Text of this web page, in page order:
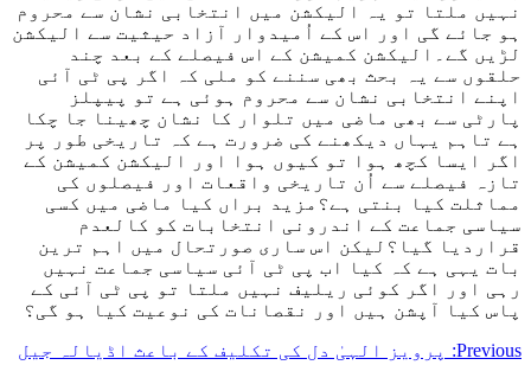
نہیں ملتا تو یہ الیکشن میں انتخابی نشان سے محروم
ہو جائے گی اور اس کے اُمیدوار آزاد حیثیت سے الیکشن
لڑیں گے۔الیکشن کمیشن کے اس فیصلے کے بعد چند
حلقوں سے یہ بحث بھی سننے کو ملی کہ اگر پی ٹی آئی
اپنے انتخابی نشان سے محروم ہوئی ہے تو پیپلز
پارٹی سے بھی ماضی میں تلوار کا نشان چھینا جا چکا
ہے تاہم یہاں دیکھنے کی ضرورت ہے کہ تاریخی طور پر
اگر ایسا کچھ ہوا تو کیوں ہوا اور الیکشن کمیشن کے
تازہ فیصلے سے اُن تاریخی واقعات اور فیصلوں کی
مماثلت کیا بنتی ہے؟مزید براں کیا ماضی میں کسی
سیاسی جماعت کے اندرونی انتخابات کو کالعدم
قراردیا گیا؟لیکن اس ساری صورتحال میں اہم ترین
بات یہی ہے کہ کیا اب پی ٹی آئی سیاسی جماعت نہیں
رہی اور اگر کوئی ریلیف نہیں ملتا تو پی ٹی آئی کے
پاس کیا آپشن ہیں اور نقصانات کی نوعیت کیا ہو گی؟
Post
Previous:
پرویز الہیٰ دل کی تکلیف کے باعث اڈیالہ جیل